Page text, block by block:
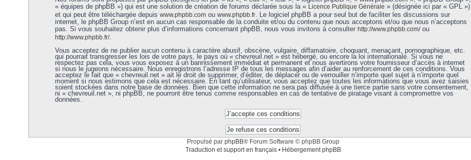
« équipes de phpBB ») qui est une solution de création de forums déclarée sous la « Licence Publique Générale » (désignée ici par « GPL »)
et qui peut être téléchargée depuis www.phpbb.comou www.phpbb.fr. Le logiciel phpBB a pour seul but de faciliter les discussions sur
internet, le phpBB Group n’est en aucun cas responsable de la conduite et/ou du contenu que nous acceptons et/ou que nous n’acceptons
pas. Si vous souhaitez obtenir plus d’informations concernant phpBB, nous vous invitons à consulter http://www.phpbb.com/ou
http://www.phpbb.fr/.
Vous acceptez de ne publier aucun contenu à caractère abusif, obscène, vulgaire, diffamatoire, choquant, menaçant, pornographique, etc.
qui pourrait transgresser les lois de votre pays, le pays où « chevreuil.net » est hébergé, ou encore la loi internationale. Si vous ne
respectez pas cela, vous vous exposez à un bannissement immédiat et permanent et nous avertirons votre fournisseur d’accès à internet
si nous le jugeons nécessaire. Nous enregistrons l’adresse IP de tous les messages afin d’aider au renforcement de ces conditions. Vous
acceptez le fait que « chevreuil.net » ait le droit de supprimer, d’éditer, de déplacer ou de verrouiller n’importe quel sujet à n’importe quel
moment si nous estimons que cela est nécessaire. En tant qu’utilisateur, vous acceptez que toutes les informations que vous avez saisies
soient stockées dans notre base de données. Bien que cette information ne sera pas diffusée à une tierce partie sans votre consentement,
ni « chevreuil.net », ni phpBB, ne pourront être tenus comme responsables en cas de tentative de piratage visant à compromettre vos
données.
Propulsé par phpBB® Forum Software © phpBB Group
Traduction et support en français• Hébergement phpBB